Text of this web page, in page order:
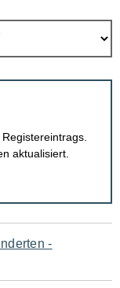
aktualisiert.
-